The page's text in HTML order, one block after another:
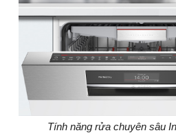
Tính năng rửa chuyên sâu